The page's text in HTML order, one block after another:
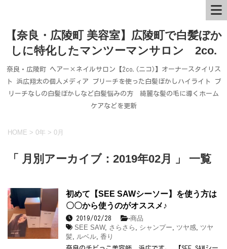
【奈良・広陵町 美容室】広陵町で白髪ぼか
しに特化したマンツーマンサロン 2co.
奈良・広陵町 ヘアー×ネイルサロン【2co.(ニコ)】オーナースタイリス
ト 浜広翔太の個人メディア ブリーチを使った白髪ぼかしハイライト ブ
リーチなしの白髪ぼかしなど白髪悩みの方 綺麗な髪の毛に導くホーム
ケアなどを更新
HOME > 0年 > 0月
「 月別アーカイブ：2019年02月 」 一覧
初めて【SEE SAWシーソー】を使う方は
〇〇から使うのがオススメ♪
2019/02/28 -商品
SEE SAW, さらさら シャンプー ツヤ感 ツヤ
髪
ルベル 香り